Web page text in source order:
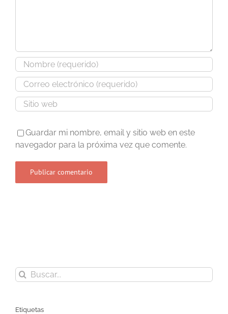
Guardar mi nombre, email y sitio web en este
navegador para la próxima vez que comente.
Buscar:
Etiquetas